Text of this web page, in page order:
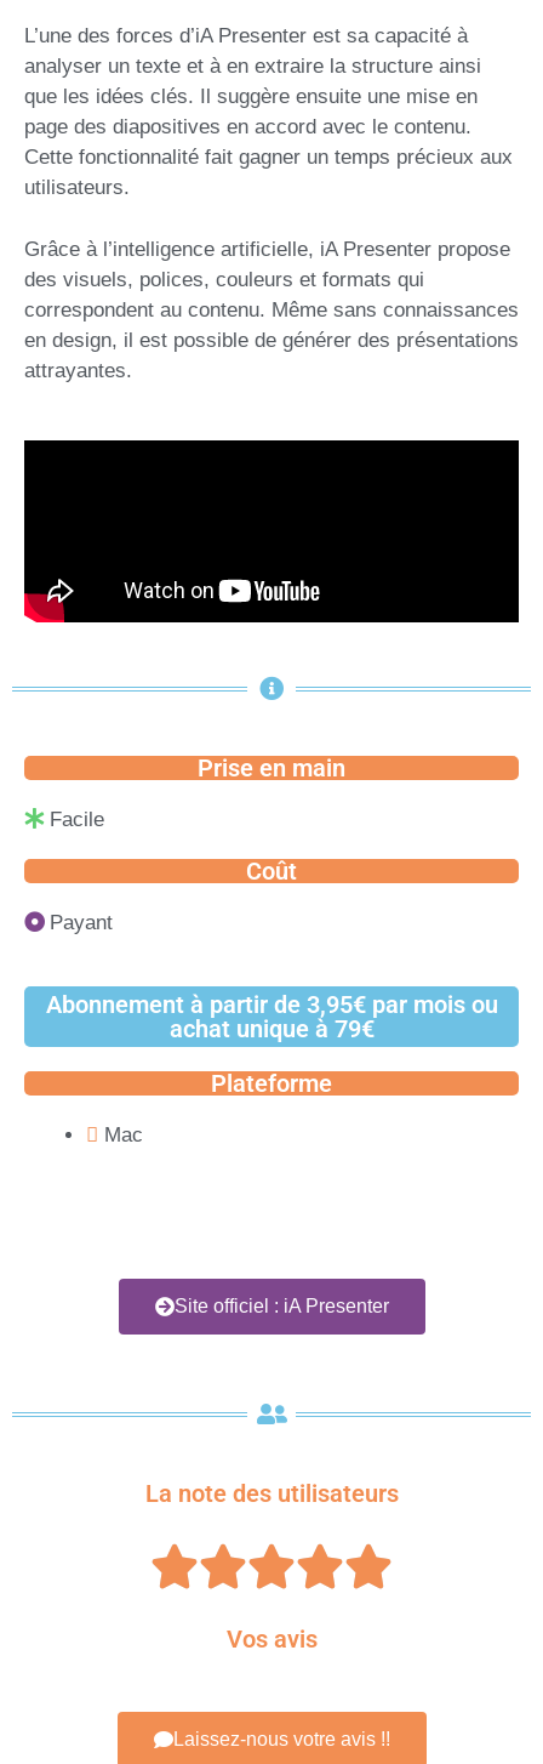
L’une des forces d’iA Presenter est sa capacité à
analyser un texte et à en extraire la structure ainsi
que les idées clés. Il suggère ensuite une mise en
page des diapositives en accord avec le contenu.
Cette fonctionnalité fait gagner un temps précieux aux
utilisateurs.
Grâce à l’intelligence artificielle, iA Presenter propose
des visuels, polices, couleurs et formats qui
correspondent au contenu. Même sans connaissances
en design, il est possible de générer des présentations
attrayantes.
Prise en main
Facile
Coût
Payant
Abonnement à partir de 3,95€ par mois ou
achat unique à 79€
Plateforme
Mac
Site officiel : iA Presenter
La note des utilisateurs

Vos avis
Laissez-nous votre avis !!